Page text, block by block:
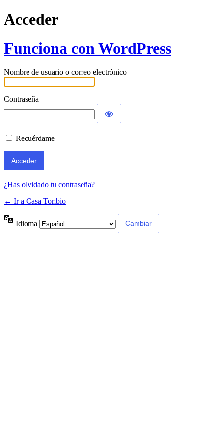
Acceder
Funciona con WordPress
Nombre de usuario o correo electrónico
Contraseña
Recuérdame
¿Has olvidado tu contraseña?
← Ir a Casa Toribio
Idioma